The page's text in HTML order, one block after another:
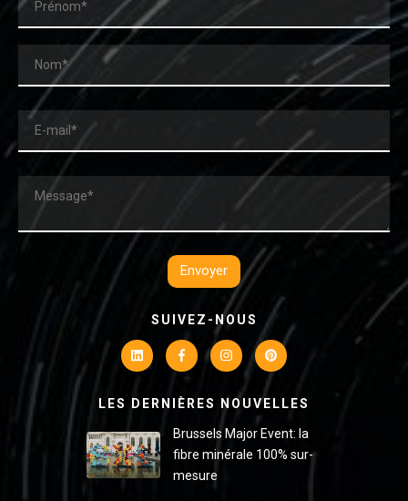
SUIVEZ-NOUS
LES DERNIÈRES NOUVELLES
Brussels Major Event: la
fibre minérale 100% sur-
mesure